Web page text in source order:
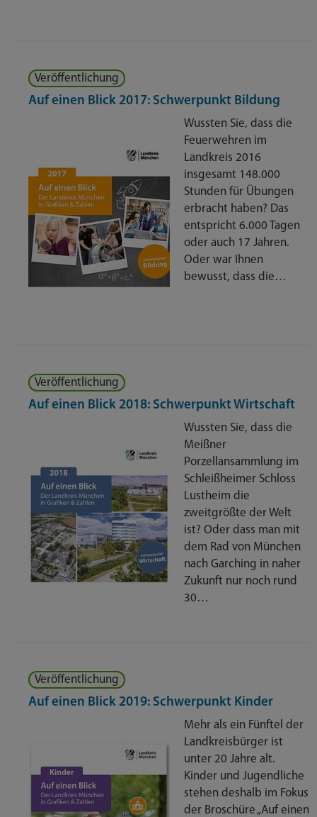
Veröffentlichung
Auf einen Blick 2017: Schwerpunkt Bildung
Wussten Sie, dass die
Feuerwehren im
Landkreis 2016
insgesamt 148.000
Stunden für Übungen
erbracht haben? Das
entspricht 6.000 Tagen
oder auch 17 Jahren.
Oder war Ihnen
bewusst, dass die…
Veröffentlichung
Auf einen Blick 2018: Schwerpunkt Wirtschaft
Wussten Sie, dass die
Meißner
Porzellansammlung im
Schleißheimer Schloss
Lustheim die
zweitgrößte der Welt
ist? Oder dass man mit
dem Rad von München
nach Garching in naher
Zukunft nur noch rund
30…
Veröffentlichung
Auf einen Blick 2019: Schwerpunkt Kinder
Mehr als ein Fünftel der
Landkreisbürger ist
unter 20 Jahre alt.
Kinder und Jugendliche
stehen deshalb im Fokus
der Broschüre „Auf einen